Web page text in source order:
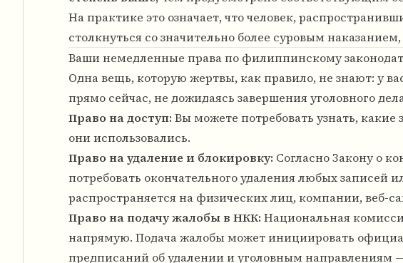
На практике это означает, что человек,
столкнуться со значительно более суровым
Ваши немедленные права по филиппинскому
Одна вещь, которую жертвы, как правило, не знают: у
прямо сейчас, не дожидаясь завершения уголовного
Право на доступ: Вы можете потребовать узнать,
они использовались.
Право на удаление и блокировку: Согласно Закону о
потребовать окончательного удаления любых записей
распространяется на физических лиц, компании,
Право на подачу жалобы в НКК: Национальная
напрямую. Подача жалобы может инициировать
предписаний об удалении и уголовным направлениям